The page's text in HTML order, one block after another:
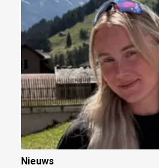
Nieuws